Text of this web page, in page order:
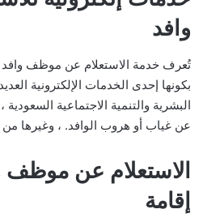
وافد
تُعرف خدمة الاستعلام عن موظف وافد
بكونها إحدى الخدمات الإلكترونية
البشرية والتنمية الاجتماعية
عن غياب أو هروب الوافد. ، وغيرها
الاستعلام عن موظف
إقامة